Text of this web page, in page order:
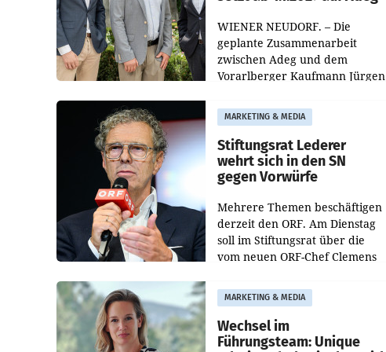
WIENER NEUDORF. – Die
geplante Zusammenarbeit
zwischen Adeg und dem
Vorarlberger Kaufmann Jürgen
freigegeben: Die
Bundeswettbewerbsbehörde
und der Bundeskartellanwalt
MARKETING & MEDIA
Stiftungsrat Lederer
wehrt sich in den SN
gegen Vorwürfe
Mehrere Themen beschäftigen
derzeit den ORF. Am Dienstag
soll im Stiftungsrat über die
vom neuen ORF-Chef Clemens
Besetzungen für die
Direktionen abgestimmt
werden.
MARKETING & MEDIA
Wechsel im
Führungsteam: Unique